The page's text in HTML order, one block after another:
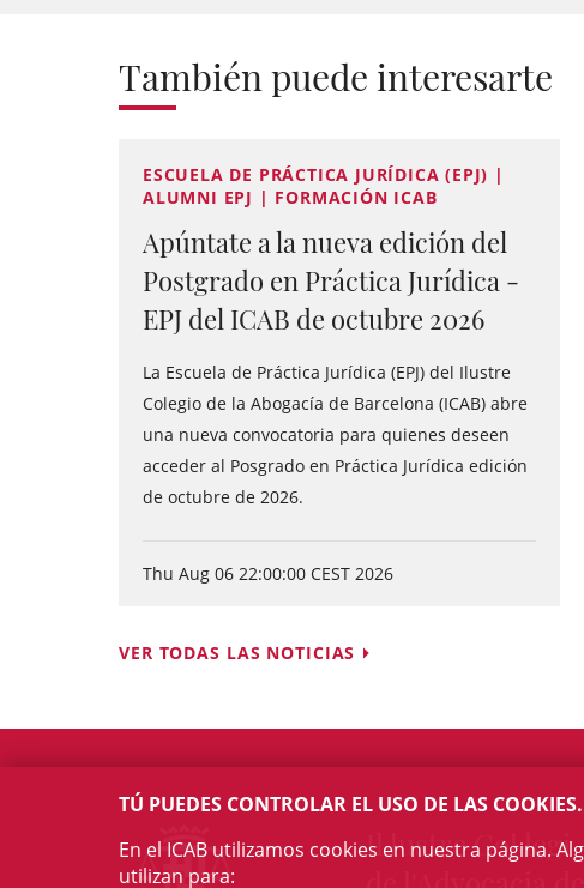
También puede interesarte
ESCUELA DE PRÁCTICA JURÍDICA (EPJ) |
ALUMNI EPJ | FORMACIÓN ICAB
Apúntate a la nueva edición del
Postgrado en Práctica Jurídica -
EPJ del ICAB de octubre 2026
La Escuela de Práctica Jurídica (EPJ) del Ilustre
Colegio de la Abogacía de Barcelona (ICAB) abre
una nueva convocatoria para quienes deseen
acceder al Posgrado en Práctica Jurídica edición
de octubre de 2026.
Thu Aug 06 22:00:00 CEST 2026
VER TODAS LAS NOTICIAS
Il·lustre Col·legi
TÚ PUEDES CONTROLAR EL USO DE LAS COOKIES.
En el ICAB utilizamos cookies en nuestra página.
utilizan para: